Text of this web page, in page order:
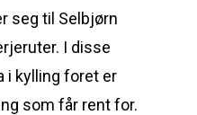
seg til Selbjørn
I disse
i kylling foret er
som får rent for.